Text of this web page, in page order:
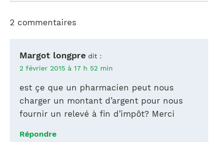
2 commentaires
Margot longpre dit :
2 février 2015 à 17 h 52 min
est çe que un pharmacien peut nous
charger un montant d’argent pour nous
fournir un relevé à fin d’impôt? Merci
Répondre